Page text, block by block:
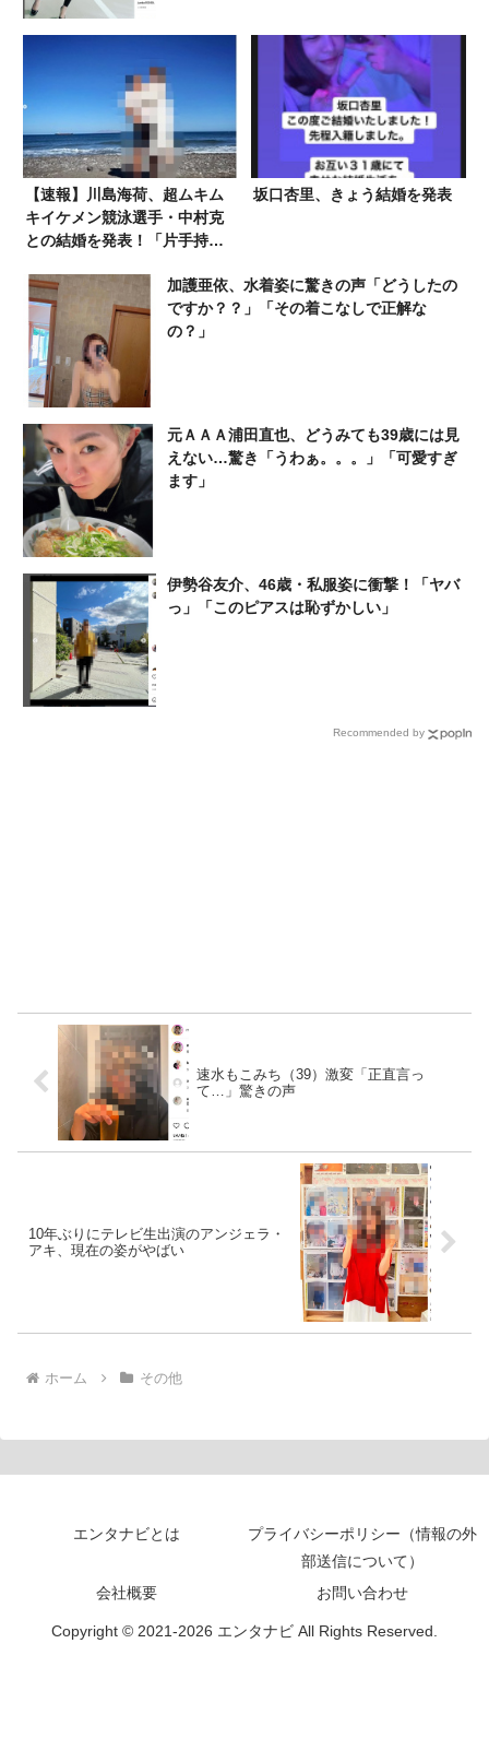
【速報】川島海荷、超ムキム
キイケメン競泳選手・中村克
との結婚を発表！「片手持ち
坂口杏里、きょう結婚を発表
加護亜依、水着姿に驚きの声「どうしたの
ですか？？」「その着こなしで正解な
の？」
元ＡＡＡ浦田直也、どうみても39歳には見
えない…驚き「うわぁ。。。」「可愛すぎ
ます」
伊勢谷友介、46歳・私服姿に衝撃！「ヤバ
っ」「このピアスは恥ずかしい」
Recommended by
速水もこみち（39）激変「正直言っ
て…」驚きの声
10年ぶりにテレビ生出演のアンジェラ・
アキ、現在の姿がやばい
ホーム その他
エンタナビとは
プライバシーポリシー（情報の外
部送信について）
会社概要
お問い合わせ
Copyright © 2021-2026 エンタナビ All Rights Reserved.